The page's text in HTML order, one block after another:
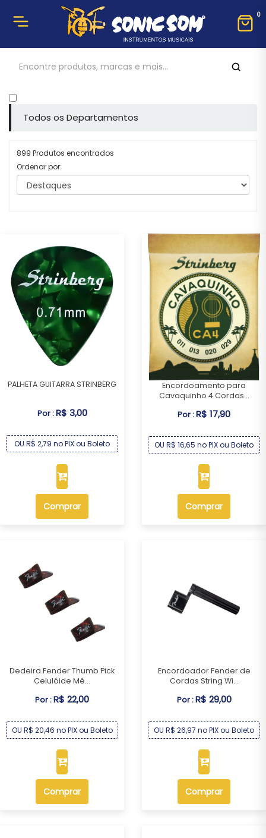
0
Todos os Departamentos
899 Produtos encontrados
Ordenar por:
PALHETA GUITARRA STRINBERG
Por :R$ 3,00
OU R$ 2,79 no PIX ou Boleto
Comprar
Encordoamento para
Cavaquinho 4 Cordas...
Por :R$ 17,90
OU R$ 16,65 no PIX ou Boleto
Comprar
Dedeira Fender Thumb Pick
Celulóide Mé...
Por :R$ 22,00
OU R$ 20,46 no PIX ou Boleto
Comprar
Encordoador Fender de
Cordas String Wi...
Por :R$ 29,00
OU R$ 26,97 no PIX ou Boleto
Comprar